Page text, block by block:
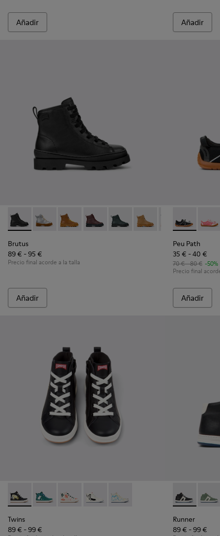
Añadir Añadir
Brutus - K900179-002 - Botines de piel negros para niños.
Brutus - K900179-035
Brutus - K900179-032
Brutus - K900179-031
Brutus - K900179-027
Brutus - K900179-026
Brutus -Brutus -
Brutus
89 € - 95 €
Precio final acorde a la talla
Añadir
Peu Path -
Peu
Peu Path
35 € - 40 €
70 € - 80 € -50%
Precio final
Añadir
Twins - K900261-010 - Sneaker botín de piel multicolor para
Twins - K900261-013
Twins - K900261-012
Twins - K900261-009
Twins - K900261-008
Twins
89 € - 99 €
Runner -
Runner
89 € - 99 €